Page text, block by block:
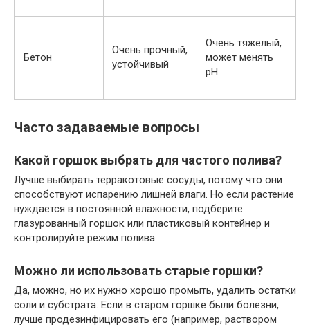
Бетон
Очень прочный,
устойчивый
Очень тяжёлый,
может менять
pH
Часто задаваемые вопросы
Какой горшок выбрать для частого полива?
Лучше выбирать терракотовые сосуды, потому что они
способствуют испарению лишней влаги. Но если растение
нуждается в постоянной влажности, подберите
глазурованный горшок или пластиковый контейнер и
контролируйте режим полива.
Можно ли использовать старые горшки?
Да, можно, но их нужно хорошо промыть, удалить остатки
соли и субстрата. Если в старом горшке были болезни,
лучше продезинфицировать его (например, раствором